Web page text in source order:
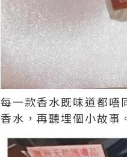
每一款香水既味道都
香水，再聽埋個小故